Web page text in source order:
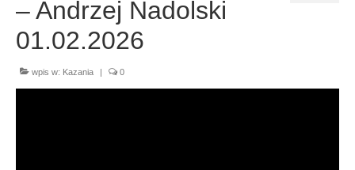
– Andrzej Nadolski
01.02.2026
wpis w: Kazania | 0